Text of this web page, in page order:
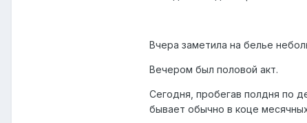
Вчера заметила на белье
Вечером был половой акт.
Сегодня, пробегав полдня по
бывает обычно в коце